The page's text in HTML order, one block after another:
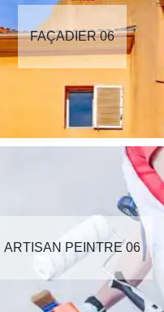
FAÇADIER 06
ARTISAN PEINTRE 06